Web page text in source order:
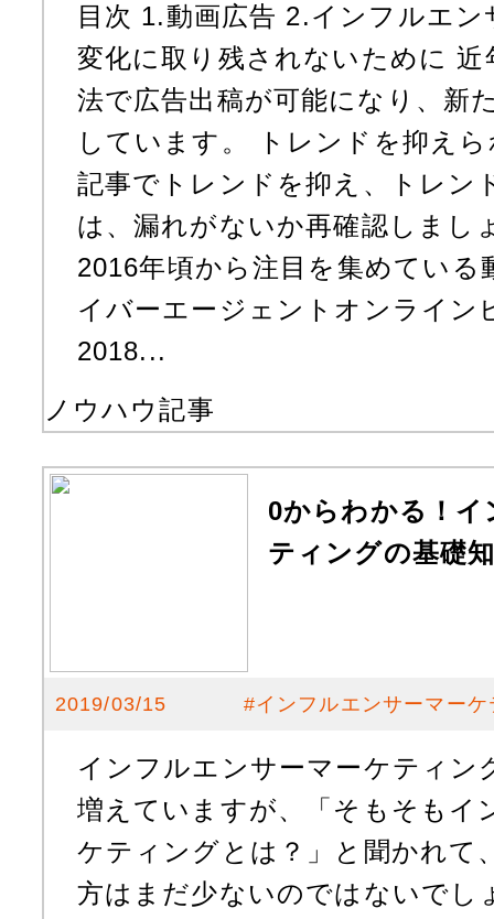
目次 1.動画広告 2.インフルエ
変化に取り残されないために 近
法で広告出稿が可能になり、新
しています。 トレンドを抑え
記事でトレンドを抑え、トレン
は、漏れがないか再確認しまし
2016年頃から注目を集めている
イバーエージェントオンライン
2018...
ノウハウ記事
0からわかる！
ティングの基礎
2019/03/15 #インフルエンサーマー
インフルエンサーマーケティン
増えていますが、「そもそもイ
ケティングとは？」と聞かれて
方はまだ少ないのではないでし